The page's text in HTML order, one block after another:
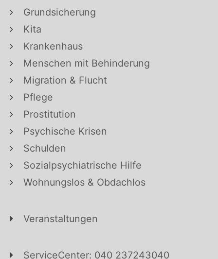
Grundsicherung
Kita
Krankenhaus
Menschen mit Behinderung
Migration & Flucht
Pflege
Prostitution
Psychische Krisen
Schulden
Sozialpsychiatrische Hilfe
Wohnungslos & Obdachlos
Veranstaltungen
ServiceCenter: 040 237243040